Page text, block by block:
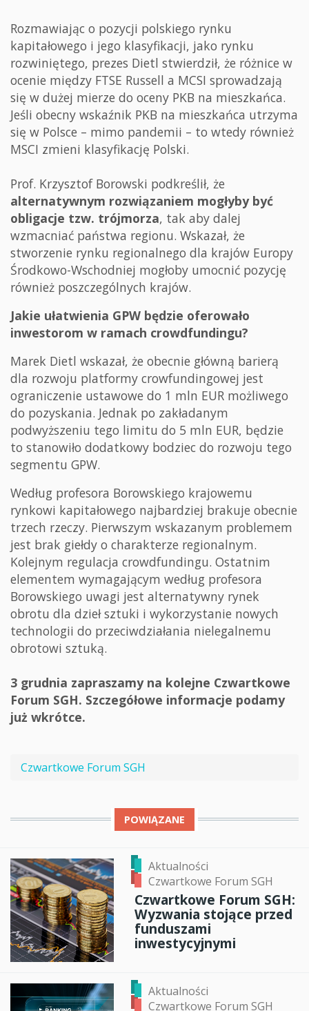
Rozmawiając o pozycji polskiego rynku
kapitałowego i jego klasyfikacji, jako rynku
rozwiniętego, prezes Dietl stwierdził, że różnice w
ocenie między FTSE Russell a MCSI sprowadzają
się w dużej mierze do oceny PKB na mieszkańca.
Jeśli obecny wskaźnik PKB na mieszkańca utrzyma
się w Polsce – mimo pandemii – to wtedy również
MSCI zmieni klasyfikację Polski.
Prof. Krzysztof Borowski podkreślił, że
alternatywnym rozwiązaniem mogłyby być
obligacje tzw. trójmorza, tak aby dalej
wzmacniać państwa regionu. Wskazał, że
stworzenie rynku regionalnego dla krajów Europy
Środkowo-Wschodniej mogłoby umocnić pozycję
również poszczególnych krajów.
Jakie ułatwienia GPW będzie oferowało
inwestorom w ramach crowdfundingu?
Marek Dietl wskazał, że obecnie główną barierą
dla rozwoju platformy crowfundingowej jest
ograniczenie ustawowe do 1 mln EUR możliwego
do pozyskania. Jednak po zakładanym
podwyższeniu tego limitu do 5 mln EUR, będzie
to stanowiło dodatkowy bodziec do rozwoju tego
segmentu GPW.
Według profesora Borowskiego krajowemu
rynkowi kapitałowego najbardziej brakuje obecnie
trzech rzeczy. Pierwszym wskazanym problemem
jest brak giełdy o charakterze regionalnym.
Kolejnym regulacja crowdfundingu. Ostatnim
elementem wymagającym według profesora
Borowskiego uwagi jest alternatywny rynek
obrotu dla dzieł sztuki i wykorzystanie nowych
technologii do przeciwdziałania nielegalnemu
obrotowi sztuką.
3 grudnia zapraszamy na kolejne Czwartkowe
Forum SGH. Szczegółowe informacje podamy
już wkrótce.
Czwartkowe Forum SGH
POWIĄZANE
Aktualności
Czwartkowe Forum SGH
Czwartkowe Forum SGH:
Wyzwania stojące przed
funduszami
inwestycyjnymi
Aktualności
Czwartkowe Forum SGH